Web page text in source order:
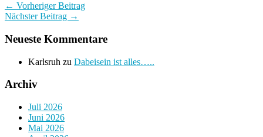
← Vorheriger Beitrag
Nächster Beitrag →
Neueste Kommentare
Karlsruh zu Dabeisein ist alles…..
Archiv
Juli 2026
Juni 2026
Mai 2026